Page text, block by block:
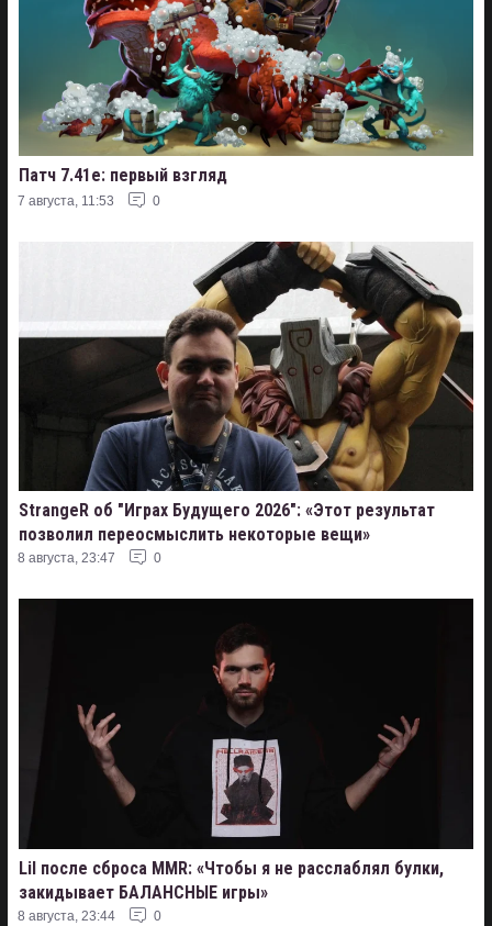
Патч 7.41e: первый взгляд
7 августа, 11:53 0
StrangeR об "Играх Будущего 2026": «Этот результат
позволил переосмыслить некоторые вещи»
8 августа, 23:47 0
Lil после сброса MMR: «Чтобы я не расслаблял булки,
закидывает БАЛАНСНЫЕ игры»
8 августа, 23:44 0